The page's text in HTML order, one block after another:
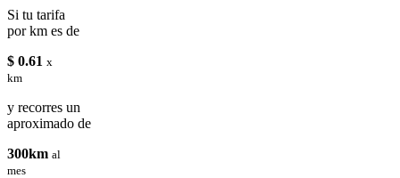
Si tu tarifa
por km es de
$ 0.61 x
km
y recorres un
aproximado de
300km al
mes